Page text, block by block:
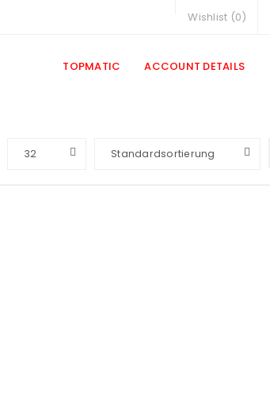
Wishlist (0)
TOPMATIC ACCOUNT DETAILS
Standardsortierung
32